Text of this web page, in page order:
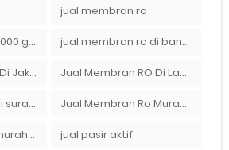
jual membran ro
jual membran ro 2000 gpd murah jual membran ro di bandung
Jual Membran RO Di Jakarta Selatan Jual Membran RO Di Lampung
jual membran ro di surabaya Jual Membran Ro Murah : 082140002080
jual membran ro murah surabaya jual pasir aktif